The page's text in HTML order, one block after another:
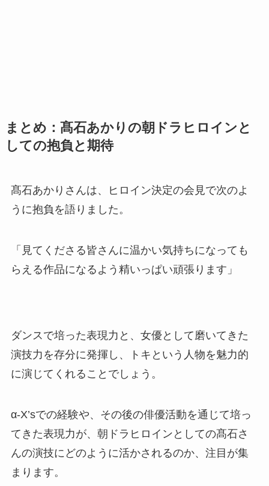
まとめ：髙石あかりの朝ドラヒロインと
しての抱負と期待
髙石あかりさんは、ヒロイン決定の会見で次のよ
うに抱負を語りました。
「見てくださる皆さんに温かい気持ちになっても
らえる作品になるよう精いっぱい頑張ります」
ダンスで培った表現力と、女優として磨いてきた
演技力を存分に発揮し、トキという人物を魅力的
に演じてくれることでしょう。
α-X’sでの経験や、その後の俳優活動を通じて培っ
てきた表現力が、朝ドラヒロインとしての髙石さ
んの演技にどのように活かされるのか、注目が集
まります。